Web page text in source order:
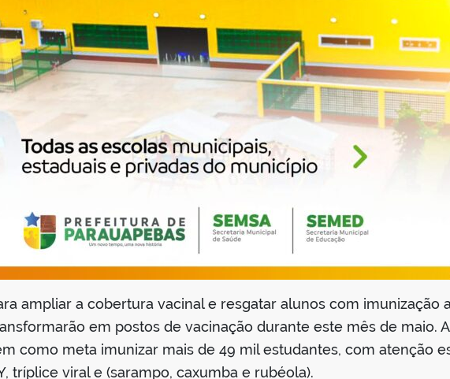
ampliar a cobertura vacinal e resgatar alunos com imunização
em postos de vacinação durante este mês de maio.
como meta imunizar mais de 49 mil estudantes, com atenção
tríplice viral e (sarampo, caxumba e rubéola).